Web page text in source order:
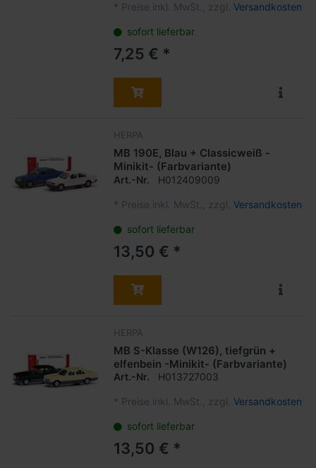
* Preise inkl. MwSt., zzgl. Versandkosten
sofort lieferbar
7,25 € *
HERPA
MB 190E, Blau + Classicweiß -
Minikit- (Farbvariante)
Art.-Nr. H012409009
* Preise inkl. MwSt., zzgl. Versandkosten
sofort lieferbar
13,50 € *
HERPA
MB S-Klasse (W126), tiefgrün +
elfenbein -Minikit- (Farbvariante)
Art.-Nr. H013727003
* Preise inkl. MwSt., zzgl. Versandkosten
sofort lieferbar
13,50 € *